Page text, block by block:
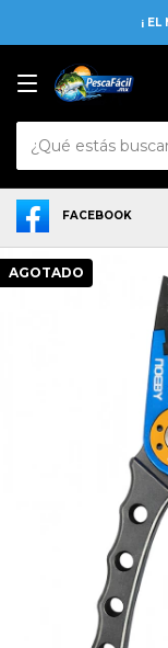
¡
FACEBOOK
AGOTADO